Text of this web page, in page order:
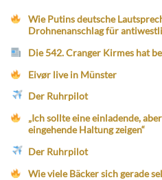
Wie Putins deutsche
Drohnenanschlag für
Die 542. Cranger Kirmes hat
Eivør live in Münster
Der Ruhrpilot
„Ich sollte eine einladende,
eingehende Haltung zeigen“
Der Ruhrpilot
Wie viele Bäcker sich gerade